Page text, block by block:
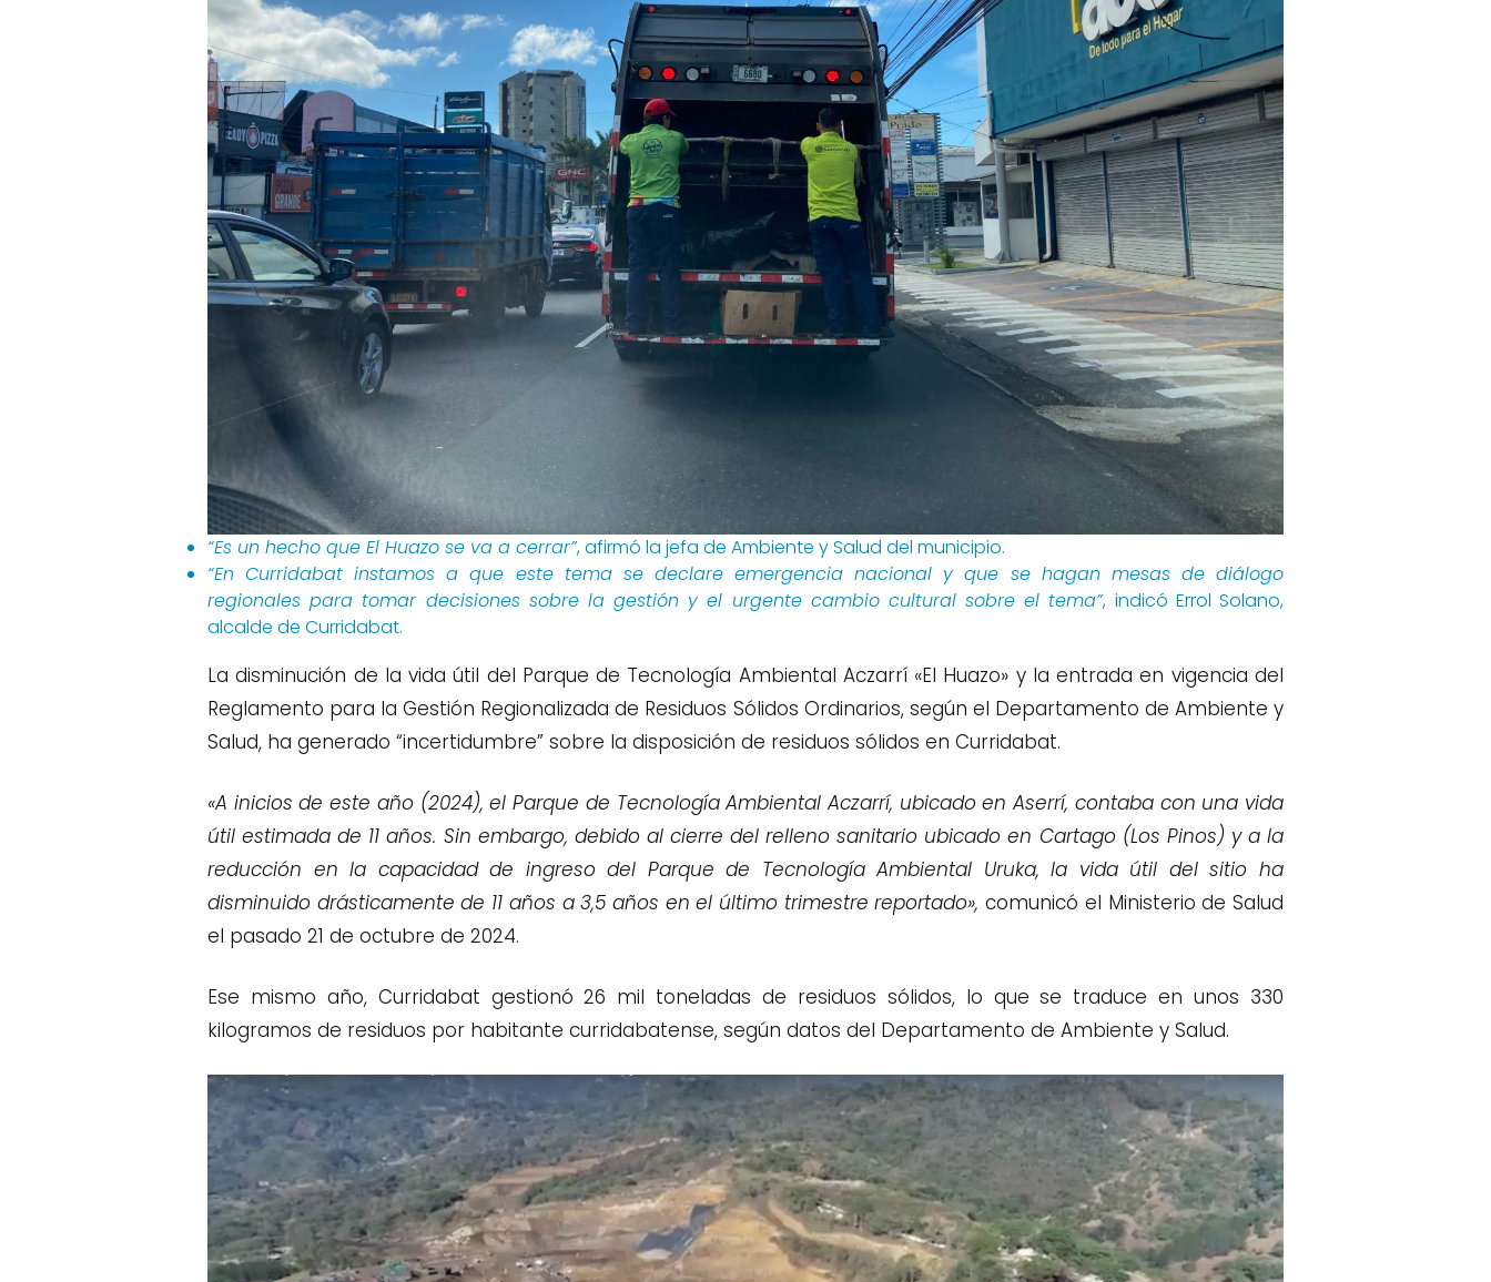
“Es un hecho que El Huazo se va a cerrar”, afirmó la jefa de Ambiente y Salud del municipio.
“En Curridabat instamos a que este tema se declare emergencia nacional y que se hagan mesas de diálogo
regionales para tomar decisiones sobre la gestión y el urgente cambio cultural sobre el tema”, indicó Errol Solano,
alcalde de Curridabat.
La disminución de la vida útil del Parque de Tecnología Ambiental Aczarrí «El Huazo» y la entrada en vigencia del
Reglamento para la Gestión Regionalizada de Residuos Sólidos Ordinarios, según el Departamento de Ambiente y
Salud, ha generado “incertidumbre” sobre la disposición de residuos sólidos en Curridabat.
«A inicios de este año (2024), el Parque de Tecnología Ambiental Aczarrí, ubicado en Aserrí, contaba con una vida
útil estimada de 11 años. Sin embargo, debido al cierre del relleno sanitario ubicado en Cartago (Los Pinos) y a la
reducción en la capacidad de ingreso del Parque de Tecnología Ambiental Uruka, la vida útil del sitio ha
disminuido drásticamente de 11 años a 3,5 años en el último trimestre reportado», comunicó el Ministerio de Salud
el pasado 21 de octubre de 2024.
Ese mismo año, Curridabat gestionó 26 mil toneladas de residuos sólidos, lo que se traduce en unos 330
kilogramos de residuos por habitante curridabatense, según datos del Departamento de Ambiente y Salud.